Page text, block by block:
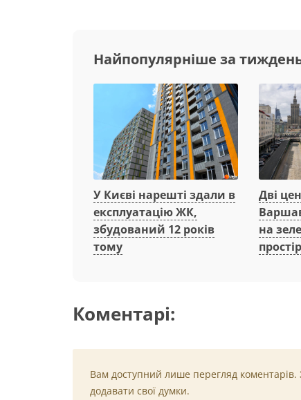
Найпопулярніше за
У Києві нарешті здали в
експлуатацію ЖК,
збудований 12 років
тому
Дві
на
Коментарі:
Вам доступний лише перегляд коментарів.
додавати свої думки.